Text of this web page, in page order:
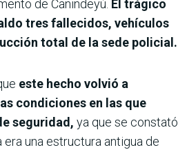
de Canindeyú. El trágico
tres fallecidos, vehículos
total de la sede policial.
este hecho volvió a
condiciones en las que
seguridad, ya que se constató
era una estructura antigua de